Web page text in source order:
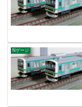
Nゲージ